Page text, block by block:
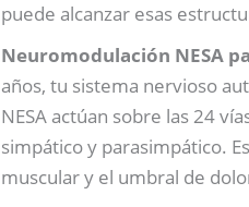
puede alcanzar esas
Neuromodulación NESA
años, tu sistema nervioso
NESA actúan sobre las 24
simpático y parasimpático.
muscular y el umbral de